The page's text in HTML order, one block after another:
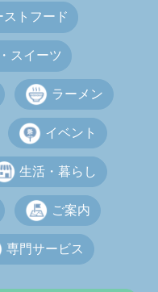
トフード
スイーツ
ラーメン
イベント
生活・暮らし
ご案内
専門サービス